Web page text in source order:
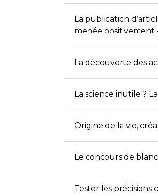
La publication
menée positivement
La découverte des
La science inutile ?
Origine de la vie,
Le concours de
Tester les précisions